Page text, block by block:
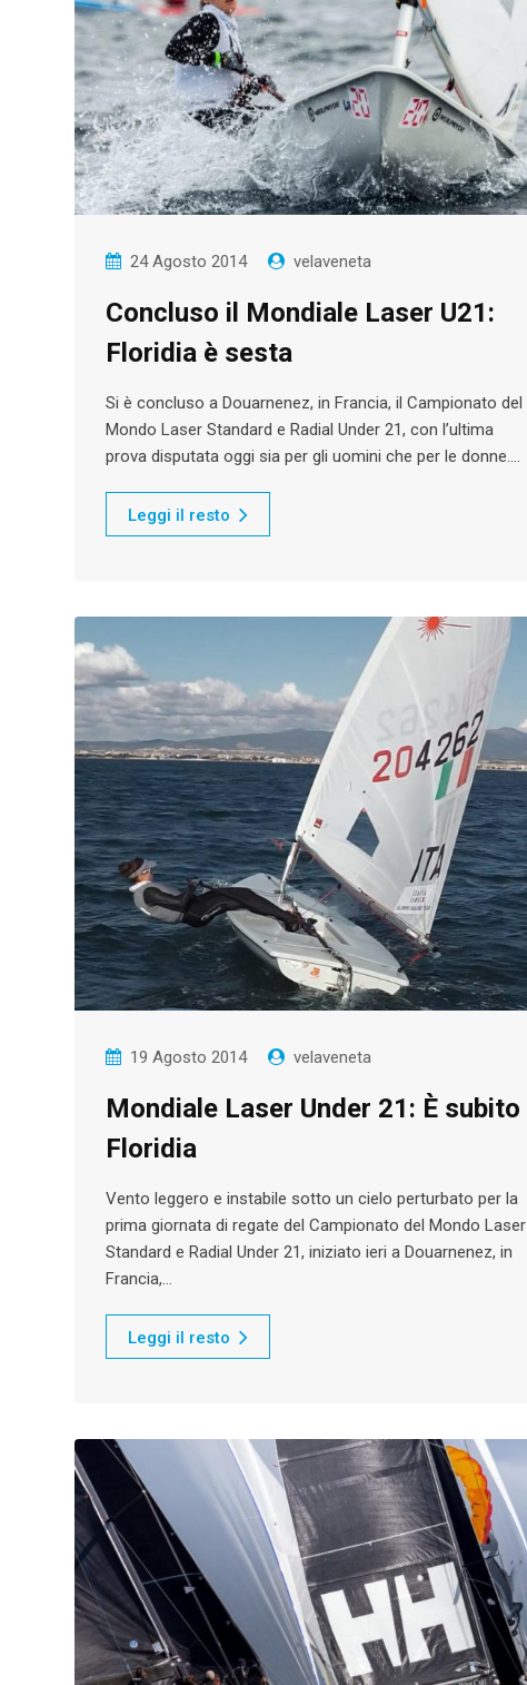
24 Agosto 2014 velaveneta
Concluso il Mondiale Laser U21:
Floridia è sesta
Si è concluso a Douarnenez, in Francia, il Campionato del
Mondo Laser Standard e Radial Under 21, con l’ultima
prova disputata oggi sia per gli uomini che per le donne.…
Leggi il resto
19 Agosto 2014 velaveneta
Mondiale Laser Under 21: È subito
Floridia
Vento leggero e instabile sotto un cielo perturbato per la
prima giornata di regate del Campionato del Mondo Laser
Standard e Radial Under 21, iniziato ieri a Douarnenez, in
Francia,…
Leggi il resto